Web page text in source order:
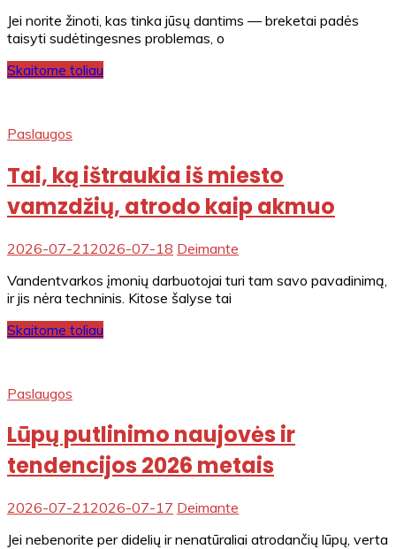
Jei norite žinoti, kas tinka jūsų dantims — breketai padės
taisyti sudėtingesnes problemas, o
Skaitome toliau
Paslaugos
Tai, ką ištraukia iš miesto
vamzdžių, atrodo kaip akmuo
2026-07-21 2026-07-18 Deimante
Vandentvarkos įmonių darbuotojai turi tam savo pavadinimą,
ir jis nėra techninis. Kitose šalyse tai
Skaitome toliau
Paslaugos
Lūpų putlinimo naujovės ir
tendencijos 2026 metais
2026-07-212026-07-17 Deimante
Jei nebenorite per didelių ir nenatūraliai atrodančių lūpų, verta